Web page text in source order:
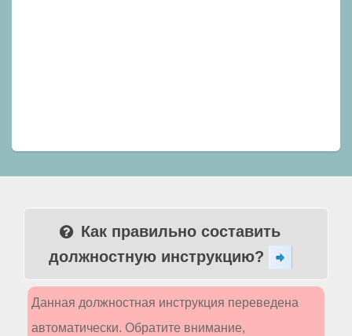
Как правильно составить
должностную инструкцию?
Данная должностная инструкция переведена
автоматически. Обратите внимание,